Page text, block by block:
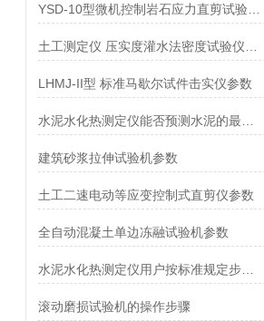
LHMJ-II型 标准马歇尔试件击实仪参数
建筑砂浆拉伸试验机参数
土工二速电动等应变控制式直剪仪参数
全自动混凝土单边冻融试验机参数
滚动磨损试验机的操作步骤